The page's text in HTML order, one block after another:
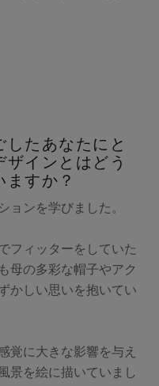
たあなたにと
インとはどう
すか？
ョンを学びました。
フィッターをしていた
母の多彩な帽子やアク
かしい思いを抱いてい
覚に大きな影響を与え
景を絵に描いていまし